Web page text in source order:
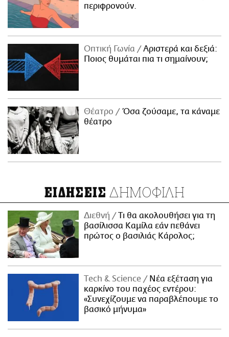
περιφρονούν.
Οπτική Γωνία
Αριστερά και δεξιά:
Ποιος θυμάται πια τι σημαίνουν;
Θέατρο
Όσα ζούσαμε, τα κάναμε
θέατρο
ΕΙΔΗΣΕΙΣ ΔΗΜΟΦΙΛΗ
Διεθνή
Τι θα ακολουθήσει για τη
βασίλισσα Καμίλα εάν πεθάνει
πρώτος ο βασιλιάς Κάρολος;
Τech & Science
Νέα εξέταση για
καρκίνο του παχέος εντέρου:
«Συνεχίζουμε να παραβλέπουμε το
βασικό μήνυμα»